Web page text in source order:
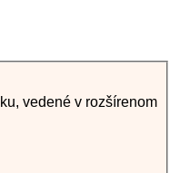
vedené v rozšírenom